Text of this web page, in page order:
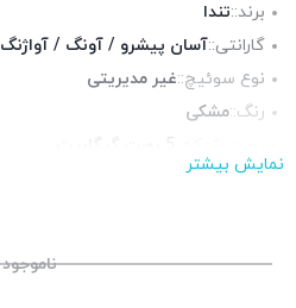
برند::تندا
گارانتی::آسان پیشرو / آونگ / آواژنگ
نوع سوئیچ::غیر مدیریتی
رنگ::مشکی
5 پورت گیگابیت
پورت POE::
نمایش بیشتر
ناموجود